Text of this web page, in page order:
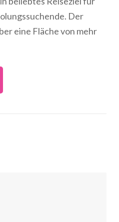
Der
eine Fläche von mehr